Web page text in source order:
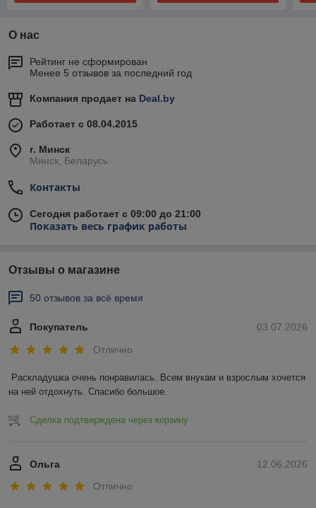
О нас
Рейтинг не сформирован
Менее 5 отзывов за последний год
Компания продает на Deal.by
Работает с 08.04.2015
г. Минск
Минск, Беларусь
Контакты
Сегодня работает с 09:00 до 21:00
Показать весь график работы
Отзывы о магазине
50 отзывов за всё время
03.07.2026
Покупатель
Отлично
Раскладушка очень понравилась. Всем внукам и взрослым хочется
на ней отдохнуть. Спасибо большое.
Сделка подтверждена через корзину
12.06.2026
Ольга
Отлично